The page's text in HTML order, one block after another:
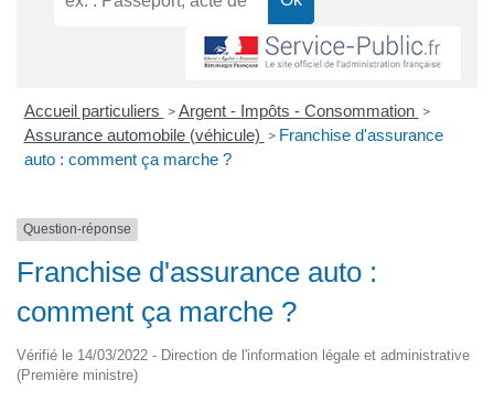
Accueil particuliers > Argent - Impôts - Consommation >
Assurance automobile (véhicule) > Franchise d'assurance
auto : comment ça marche ?
Question-réponse
Franchise d'assurance auto :
comment ça marche ?
Vérifié le 14/03/2022 - Direction de l'information légale et administrative
(Première ministre)